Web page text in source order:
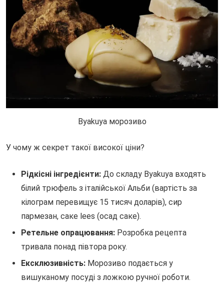
Byakuya морозиво
У чому ж секрет такої високої ціни?
Рідкісні інгредієнти: До складу Byakuya входять
білий трюфель з італійської Альби (вартість за
кілограм перевищує 15 тисяч доларів), сир
пармезан, саке lees (осад саке).
Ретельне опрацювання: Розробка рецепта
тривала понад півтора року.
Ексклюзивність: Морозиво подається у
вишуканому посуді з ложкою ручної роботи.